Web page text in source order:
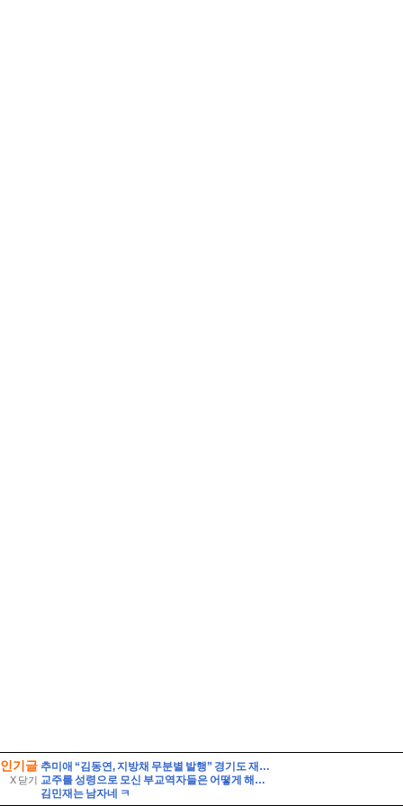
인기글
X 닫기
추미애 “김동연, 지방채 무분별 발행” 경기도 재정 비상 선언
교주를 성령으로 모신 부교역자들은 어떻게 해야 되는가?
김민재는 남자네 ㅋ